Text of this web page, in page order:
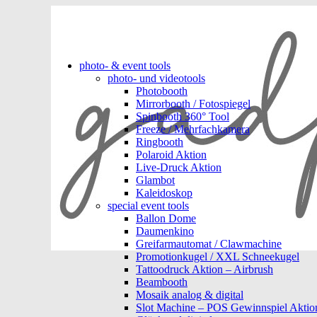
photo- & event tools
photo- und videotools
Photobooth
Mirrorbooth / Fotospiegel
Spinbooth 360° Tool
Freeze / Mehrfachkamera
Ringbooth
Polaroid Aktion
Live-Druck Aktion
Glambot
Kaleidoskop
special event tools
Ballon Dome
Daumenkino
Greifarmautomat / Clawmachine
Promotionkugel / XXL Schneekugel
Tattoodruck Aktion – Airbrush
Beambooth
Mosaik analog & digital
Slot Machine – POS Gewinnspiel